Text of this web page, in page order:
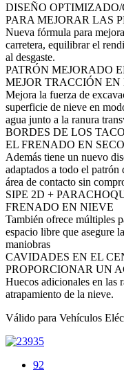
DISEÑO
PARA MEJORAR LAS
Nueva fórmula para
carretera, equilibrar el
al desgaste.
PATRÓN MEJORADO
MEJOR TRACCIÓN EN
Mejora la fuerza de
superficie de nieve en
agua junto a la ranura
BORDES DE LOS
EL FRENADO EN
Además tiene un nuevo
adaptados a todo el
área de contacto sin
SIPE 2D +
FRENADO EN NIEVE
También ofrece múltiples
espacio libre que asegure
maniobras
CAVIDADES EN EL
PROPORCIONAR UN
Huecos adicionales en las
atrapamiento de la nieve.
Válido para Vehículos
92